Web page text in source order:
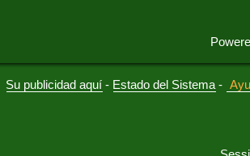
Su publicidad aquí - Estado del Sistema -